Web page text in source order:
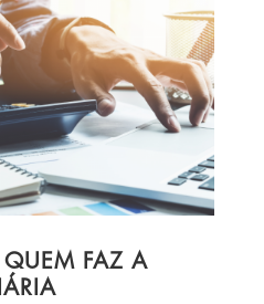
QUEM FAZ A